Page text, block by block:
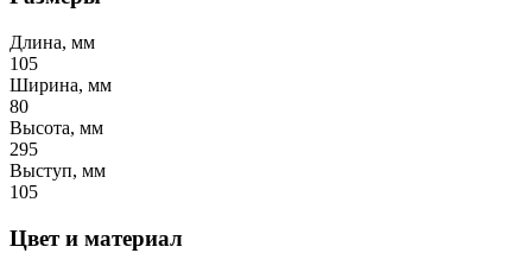
Длина, мм
105
Ширина, мм
80
Высота, мм
295
Выступ, мм
105
Цвет и материал